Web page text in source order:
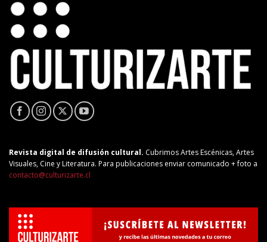
Revista digital de difusión cultural. Cubrimos Artes Escénicas, Artes
Visuales, Cine y Literatura. Para publicaciones enviar comunicado + foto a
contacto@culturizarte.cl